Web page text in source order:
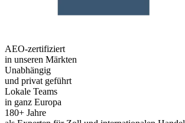
AEO-zertifiziert
in unseren Märkten
Unabhängig
und privat geführt
Lokale Teams
in ganz Europa
180+ Jahre